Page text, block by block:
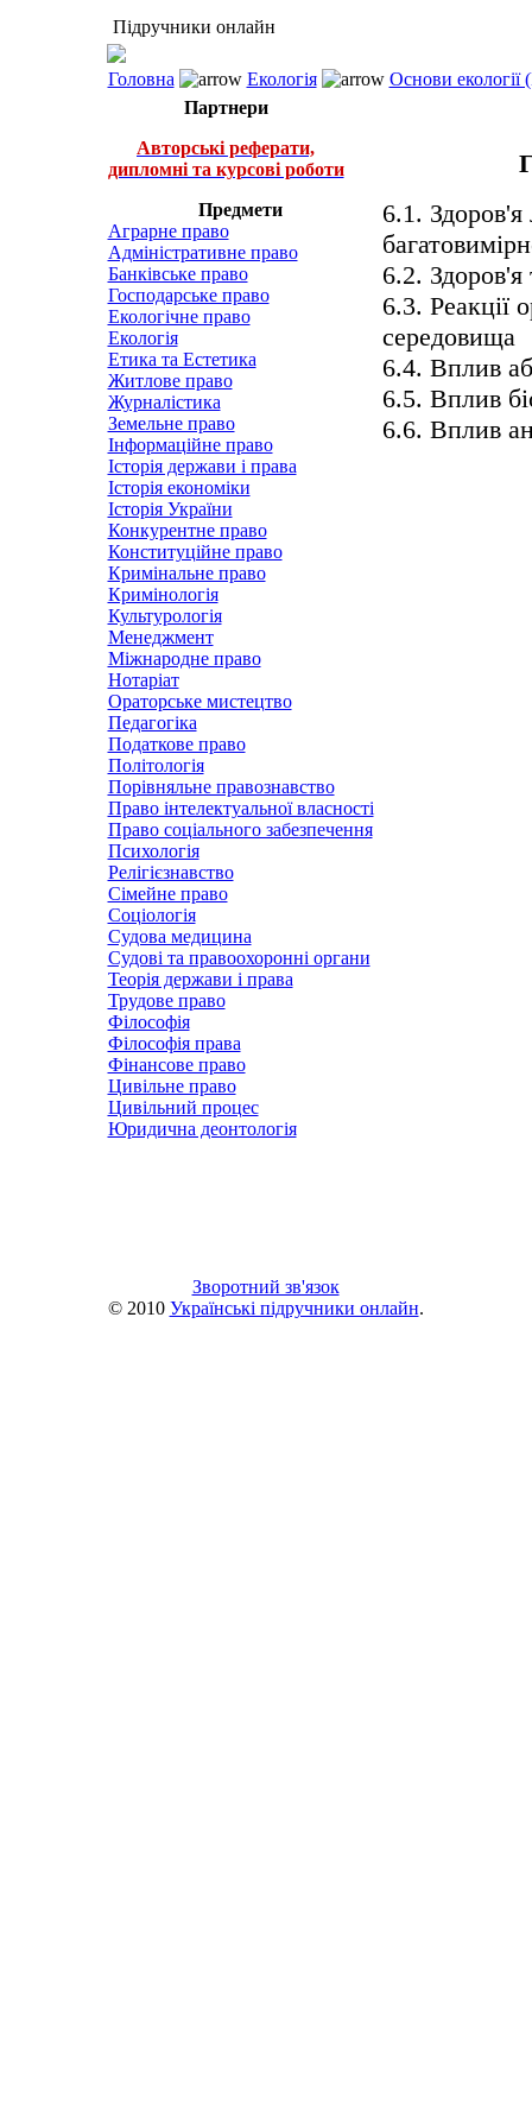
Підручники онлайн
Головна Екологія
Основи екології
Партнери
Авторські реферати,
дипломні та курсові роботи
Предмети
Аграрне право
Адміністративне право
Банківське право
Господарське право
Екологічне право
Екологія
Етика та Естетика
Житлове право
Журналістика
Земельне право
Інформаційне право
Історія держави і права
Історія економіки
Історія України
Конкурентне право
Конституційне право
Кримінальне право
Кримінологія
Культурологія
Менеджмент
Міжнародне право
Нотаріат
Ораторське мистецтво
Педагогіка
Податкове право
Політологія
Порівняльне правознавство
Право інтелектуальної власності
Право соціального забезпечення
Психологія
Релігієзнавство
Сімейне право
Соціологія
Судова медицина
Судові та правоохоронні органи
Теорія держави і права
Трудове право
Філософія
Філософія права
Фінансове право
Цивільне право
Цивільний процес
Юридична деонтологія
6.1. Здоров'я
6.2. Здоров'я
6.3. Реакції
середовища
6.4. Вплив
6.5. Вплив
6.6. Вплив
Зворотний зв'язок
© 2010 Українські підручники онлайн.